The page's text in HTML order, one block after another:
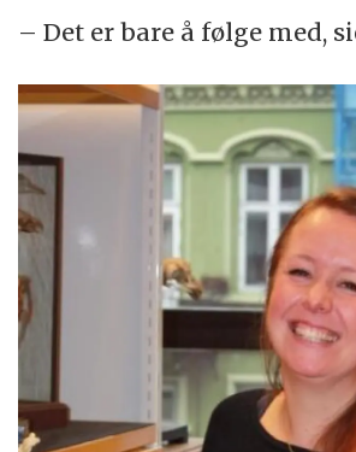
– Det er bare å følge med,